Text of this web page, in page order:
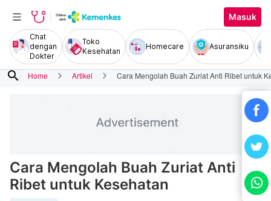
Masuk
Chat
dengan
Dokter
Toko
Kesehatan
Homecare Asuransiku
search Home Artikel Cara Mengolah Buah Zuriat Anti Ribet untuk
Cara Mengolah Buah Zuriat Anti
Ribet untuk Kesehatan